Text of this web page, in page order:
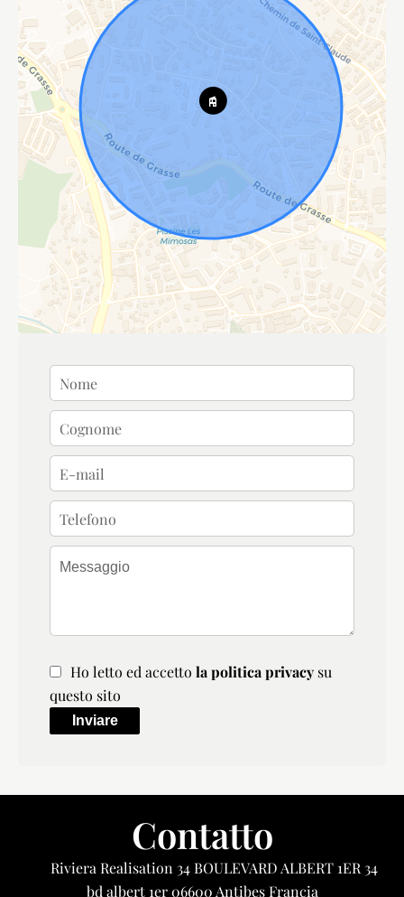
Ho letto ed accetto la politica privacy su
questo sito
Inviare
Contatto
Riviera Realisation34 BOULEVARD ALBERT 1ER 34
bd albert 1er06600Antibes Francia